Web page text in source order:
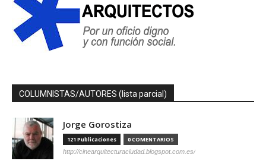
COLUMNISTAS/AUTORES (lista parcial)
Jorge Gorostiza
121 Publicaciones 0 COMENTARIOS
http://cinearquitecturaciudad.blogspot.com.es/